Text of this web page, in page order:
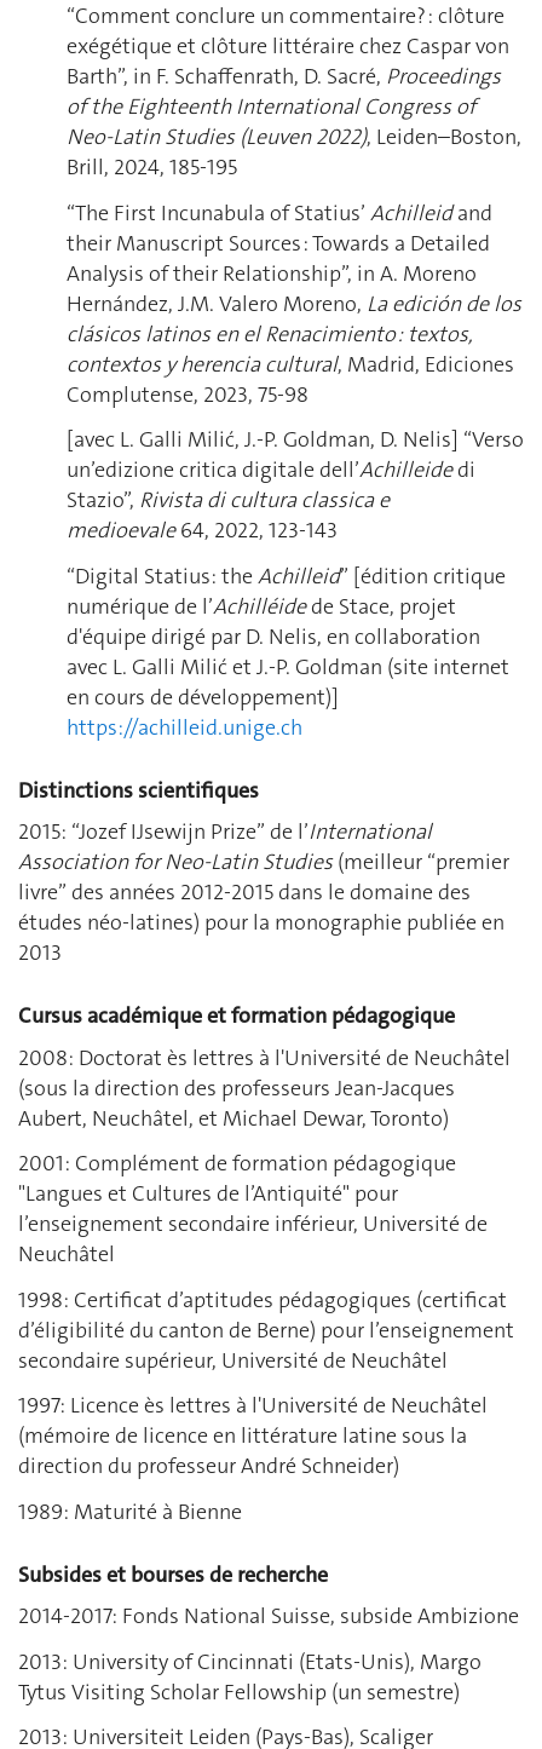
“Comment conclure un commentaire?: clôture
exégétique et clôture littéraire chez Caspar von
Barth”, in F. Schaffenrath, D. Sacré, Proceedings
of the Eighteenth International Congress of
Neo-Latin Studies (Leuven 2022), Leiden–Boston,
Brill, 2024, 185-195​​
“The First Incunabula of Statius’ Achilleidand
their Manuscript Sources : Towards a Detailed
Analysis of their Relationship”, in A. Moreno
Hernández, J.M. Valero Moreno, La edición de los
clásicos latinos en el Renacimiento : textos,
contextos y herencia cultural, Madrid, Ediciones
Complutense, 2023, 75-98
[avec L. Galli Milić, J.-P. Goldman, D. Nelis] “Verso
un’edizione critica digitale dell’Achilleidedi
Stazio”, Rivista di cultura classica e
medioevale64, 2022, 123-143
“Digital Statius: theAchilleid” [édition critique
numérique de l’Achilléidede Stace, projet
d'équipe dirigé par D. Nelis, en collaboration
avec L. Galli Milić et J.-P. Goldman (site internet
en cours de développement)]
https://achilleid.unige.ch
Distinctions scientifiques
2015: “Jozef IJsewijn Prize” de l’International
Association for Neo-Latin Studies(meilleur “premier
livre” des années 2012-2015 dans le domaine des
études néo-latines) pour la monographie publiée en
2013
Cursus académique et formation pédagogique
2008: Doctorat ès lettres à l'Université de Neuchâtel
(sous la direction des professeurs Jean-Jacques
Aubert, Neuchâtel, et Michael Dewar, Toronto)
2001: Complément de formation pédagogique
"Langues et Cultures de l’Antiquité" pour
l’enseignement secondaire inférieur, Université de
Neuchâtel
1998: Certificat d’aptitudes pédagogiques (certificat
d’éligibilité du canton de Berne) pour l’enseignement
secondaire supérieur, Université de Neuchâtel
1997: Licence ès lettres à l'Université de Neuchâtel
(mémoire de licence en littérature latine sous la
direction du professeur André Schneider)
1989: Maturité à Bienne
Subsides et bourses de recherche
2014-2017: Fonds National Suisse, subside Ambizione
2013: University of Cincinnati (Etats-Unis), Margo
Tytus Visiting Scholar Fellowship (un semestre)
2013: Universiteit Leiden (Pays-Bas), Scaliger